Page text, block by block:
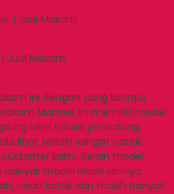
Jual Makam
ini dengan yang lainnya
Marmer ini memiliki model
oleh teknisi pematung.
lihat sendiri sangat cantik
kami. Selain model
banyak model nisan lainnya
nisan kotak dan masih banyak